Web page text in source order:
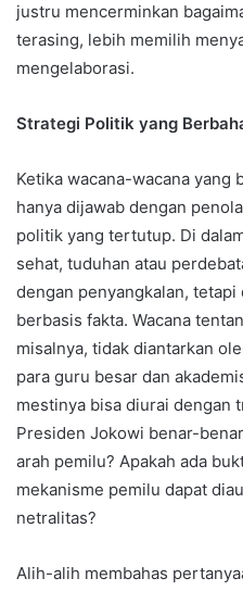
justru mencerminkan
terasing, lebih memilih
mengelaborasi.
Strategi Politik yang
Ketika wacana-wacana yang
hanya dijawab dengan
politik yang tertutup. Di
sehat, tuduhan atau
dengan penyangkalan,
berbasis fakta. Wacana
misalnya, tidak diantarkan
para guru besar dan
mestinya bisa diurai dengan
Presiden Jokowi benar-
arah pemilu? Apakah ada
mekanisme pemilu dapat
netralitas?
Alih-alih membahas